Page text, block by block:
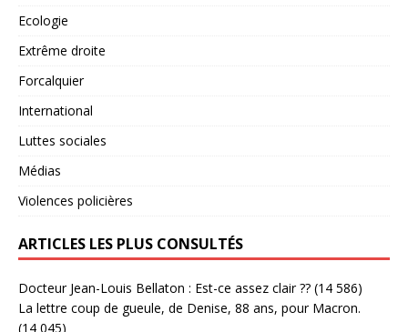
Ecologie
Extrême droite
Forcalquier
International
Luttes sociales
Médias
Violences policières
ARTICLES LES PLUS CONSULTÉS
Docteur Jean-Louis Bellaton : Est-ce assez clair ?? (14 586)
La lettre coup de gueule, de Denise, 88 ans, pour Macron.
(14 045)